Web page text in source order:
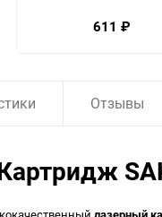
611 ₽
Отзывы